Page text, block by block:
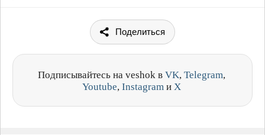
Поделиться
Подписывайтесь на veshok в VK, Telegram,
Youtube, Instagram и X